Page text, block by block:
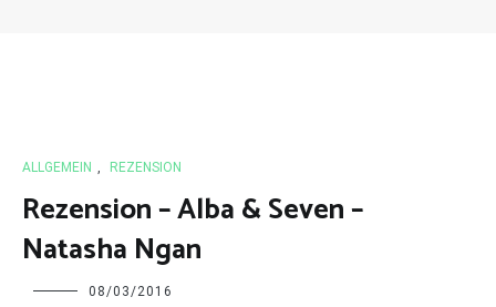
ALLGEMEIN REZENSION
Rezension – Alba & Seven –
Natasha Ngan
Charline 08/03/2016